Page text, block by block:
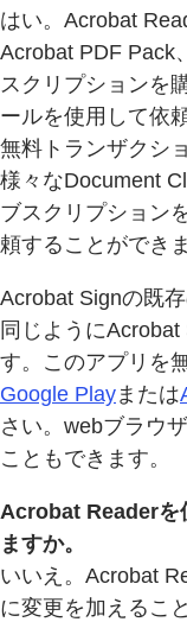
はい。Acrobat
Acrobat PDF Pack
スクリプションを
ールを使用して依
無料トランザクシ
様々なDocument
ブスクリプション
頼することができま
Acrobat Signの既
同じように
す。このアプリを
Google Playまたは
さい。webブラウ
こともできます。
Acrobat Readerを
ますか。
いいえ。Acrobat
に変更を加えるこ